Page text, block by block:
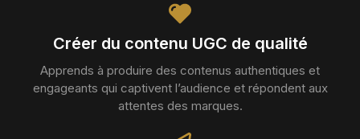
Créer du contenu UGC de qualité
Apprends à produire des contenus authentiques et
engageants qui captivent l’audience et répondent aux
attentes des marques.